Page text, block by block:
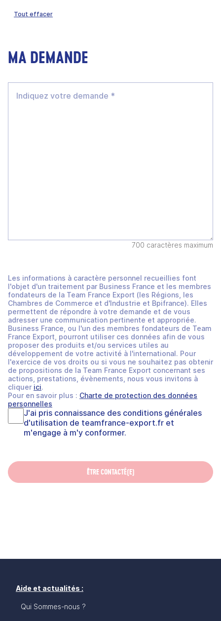
Tout effacer
MA DEMANDE
700 caractères maximum
Les informations à caractère personnel recueillies font
l'objet d'un traitement par Business France et les membres
fondateurs de la Team France Export (les Régions, les
Chambres de Commerce et d'Industrie et Bpifrance). Elles
permettent de répondre à votre demande et de vous
adresser une communication pertinente et appropriée.
Business France, ou l'un des membres fondateurs de Team
France Export, pourront utiliser ces données afin de vous
proposer des produits et/ou services utiles au
développement de votre activité à l'international. Pour
l'exercice de vos droits ou si vous ne souhaitez pas obtenir
de propositions de la Team France Export concernant ses
actions, prestations, évènements, nous vous invitons à
cliquer ici.
Pour en savoir plus : Charte de protection des données
personnelles
J'ai pris connaissance des conditions générales
d'utilisation de teamfrance-export.fr et
m'engage à m'y conformer.
ÊTRE CONTACTÉ(E)
Aide et actualités :
Qui Sommes-nous ?